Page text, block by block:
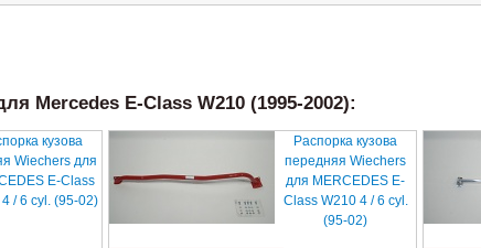
Mercedes E-Class W210 (1995-2002):
кузова
Wiechers для
E-Class
/ 6 cyl. (95-02)
Распорка кузова
передняя Wiechers
для MERCEDES E-
Class W210 4 / 6 cyl.
(95-02)